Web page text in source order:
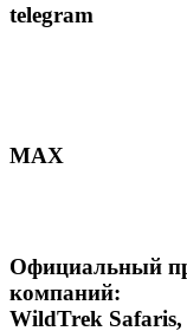
telegram
MAX
Официальный
компаний:
WildTrek